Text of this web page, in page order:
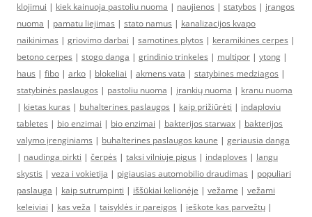
klojimui | kiek kainuoja pastoliu nuoma | naujienos | statybos | įrangos
nuoma | pamatu liejimas | stato namus | kanalizacijos kvapo
naikinimas | griovimo darbai | samotines plytos | keramikines cerpes |
betono cerpes | stogo danga | grindinio trinkeles | multipor | ytong |
haus | fibo | arko | blokeliai | akmens vata | statybines medziagos |
statybinės paslaugos | pastoliu nuoma | įrankių nuoma | kranu nuoma
| kietas kuras | buhalterines paslaugos | kaip prižiūrėti | indaploviu
tabletes | bio enzimai | bio enzimai | bakterijos starwax | bakterijos
valymo įrenginiams | buhalterines paslaugos kaune | geriausia danga
| naudinga pirkti | čerpės | taksi vilniuje pigus | indaploves | langu
skystis | veza i vokietija | pigiausias automobilio draudimas | populiari
paslauga | kaip sutrumpinti | iššūkiai kelionėje | vežame | vežami
keleiviai | kas veža | taisyklės ir pareigos | ieškote kas parvežtų |